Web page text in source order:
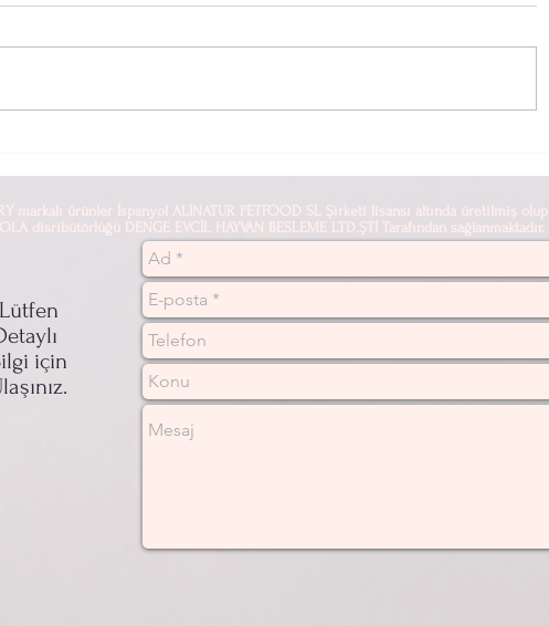
markalı ürünler İspanyol ALINATUR PETFOOD SL Şirketi lisansı altında üretilmiş olup
disribütörlüğü DENGE EVCİL HAYVAN BESLEME LTD.ŞTİ Tarafından sağlanmaktadır.
Lütfen
için